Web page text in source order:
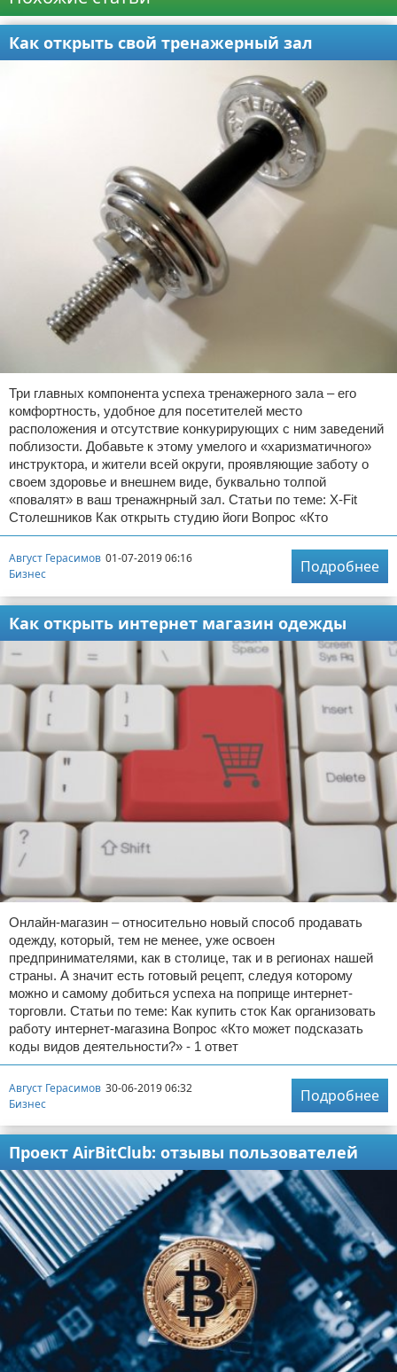
Как открыть свой тренажерный зал
Три главных компонента успеха тренажерного зала – его
комфортность, удобное для посетителей место
расположения и отсутствие конкурирующих с ним заведений
поблизости. Добавьте к этому умелого и «харизматичного»
инструктора, и жители всей округи, проявляющие заботу о
своем здоровье и внешнем виде, буквально толпой
«повалят» в ваш тренажнрный зал. Статьи по теме: X-Fit
Столешников Как открыть студию йоги Вопрос «Кто
Август Герасимов 01-07-2019 06:16
Бизнес
Подробнее
Как открыть интернет магазин одежды
Онлайн-магазин – относительно новый способ продавать
одежду, который, тем не менее, уже освоен
предпринимателями, как в столице, так и в регионах нашей
страны. А значит есть готовый рецепт, следуя которому
можно и самому добиться успеха на поприще интернет-
торговли. Статьи по теме: Как купить сток Как организовать
работу интернет-магазина Вопрос «Кто может подсказать
коды видов деятельности?» - 1 ответ
Август Герасимов 30-06-2019 06:32
Бизнес
Подробнее
Проект AirBitClub: отзывы пользователей